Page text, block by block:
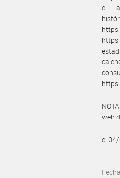
el
web
e.